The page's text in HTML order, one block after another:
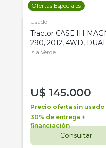
Ofertas Especiales
Usado
Tractor CASE IH
290, 2012, 4WD,
Isla Verde
U$ 145.000
Precio oferta sin usado
30% de entrega +
financiación
Consultar